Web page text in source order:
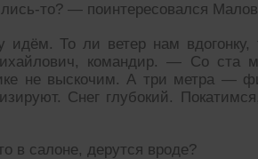
то? — поинтересовался
То ли ветер нам
командир. — Со ста
не выскочим. А три метра —
Снег глубокий.
в салоне, дерутся вроде?